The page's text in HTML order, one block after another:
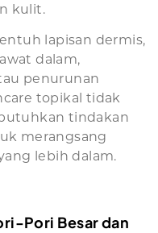
kulit.
lapisan dermis,
dalam,
penurunan
topikal tidak
tindakan
merangsang
lebih dalam.
Pori Besar dan